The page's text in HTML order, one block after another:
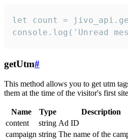
let count =
console.log('Unread
getUtm#
This method allows you to get utm
them at the time of the visitor's first
Name Type
Description
content
string Ad ID
campaign string The name of the